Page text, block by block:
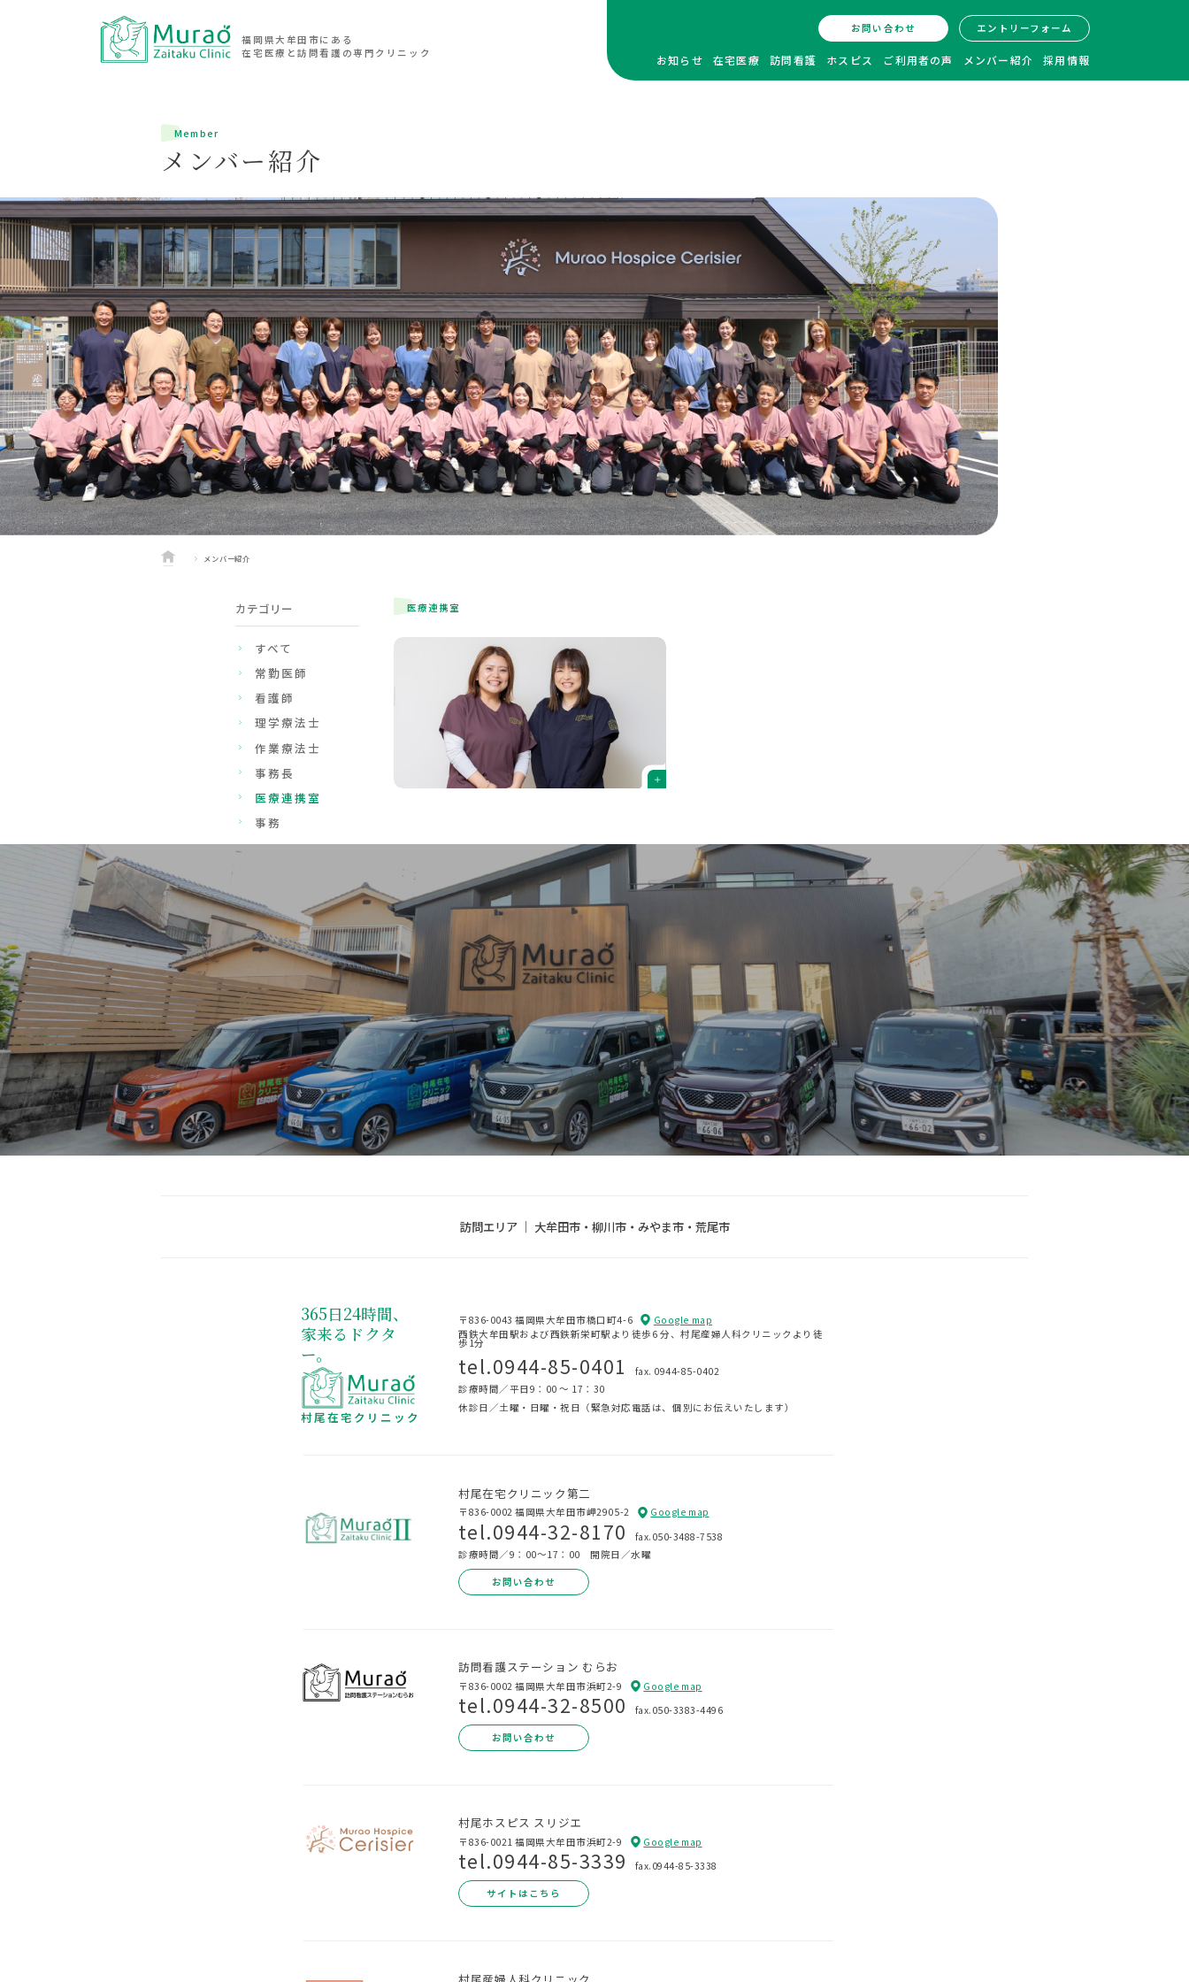
福岡県大牟田市にある
在宅医療と訪問看護の専門クリニック
お問い合わせ エントリーフォーム
お知らせ 在宅医療 訪問看護 ホスピス ご利用者の声 メンバー紹介 採用情報
Member
メンバー紹介
メンバー紹介
カテゴリー
すべて
常勤医師
看護師
理学療法士
作業療法士
事務長
医療連携室
事務
医療連携室
訪問エリア ｜ 大牟田市・柳川市・みやま市・荒尾市
365日24時間、
家来るドクタ
ー。
村尾在宅クリニック
〒836-0043 福岡県大牟田市橋口町4-6
Google map
西鉄大牟田駅および西鉄新栄町駅より徒歩6 分、村尾産婦人科クリニックより徒
歩1分
tel.0944-85-0401
fax. 0944-85-0402
診療時間／平日9：00 ～ 17：30
休診日／土曜・日曜・祝日 （緊急対応電話は、個別にお伝えいたします）
村尾在宅クリニック第二
〒836-0002 福岡県大牟田市岬2905-2 Google map
tel.0944-32-8170
fax.050-3488-7538
診療時間／9：00～17：00 開院日／水曜
お問い合わせ
訪問看護ステーション むらお
〒836-0002 福岡県大牟田市浜町2-9 Google map
tel.0944-32-8500 fax.050-3383-4496
お問い合わせ
村尾ホスピス スリジエ
〒836-0021 福岡県大牟田市浜町2-9 Google map
tel.0944-85-3339 fax.0944-85-3338
サイトはこちら
村尾産婦人科クリニック